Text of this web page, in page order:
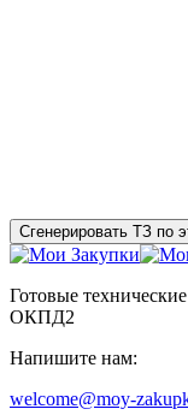
Сгенерировать ТЗ по
Готовые
ОКПД2
Напишите нам:
welcome@moy-